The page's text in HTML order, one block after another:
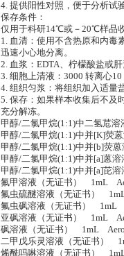
4. 提供阳性对照，便于分析试
保存条件：
仅用于科研14℃或－20℃样品
1. 血清：使用不含热原和内毒
迅速小心地分离。
2. 血浆：EDTA、柠檬酸盐或
3. 细胞上清液：3000 转离心
4. 组织匀浆：将组织加入适量
5. 保存：如果样本收集后不及
充分解冻。
甲醇/二氯甲烷(1:1)中二氢苊
甲醇/二氯甲烷(1:1)中并[K]荧
甲醇/二氯甲烷(1:1)中并[b]荧
甲醇/二氯甲烷(1:1)中并[a]蒽
甲醇/二氯甲烷(1:1)中并[a]芘
氟甲溶液（无证书） 1mL
氟虫硫醚溶液（无证书）
氟虫砜溶液（无证书） 1mL
亚砜溶液（无证书） 1mL
砜溶液（无证书） 1mL
二甲戊乐灵溶液（无证书）
烯酰吗啉溶液（无证书）